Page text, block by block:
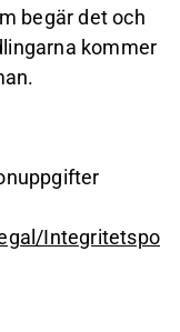
begär det och
kommer
Integritetspo